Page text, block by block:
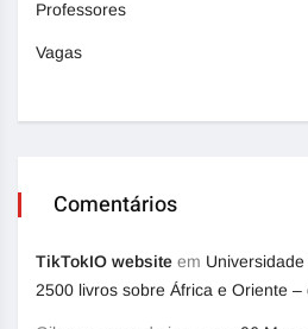
Professores
Vagas
Comentários
TikTokIO website em
2500 livros sobre África e Oriente